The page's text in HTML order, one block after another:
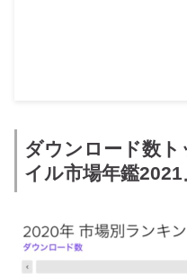
ダウンロード数
イル市場年鑑